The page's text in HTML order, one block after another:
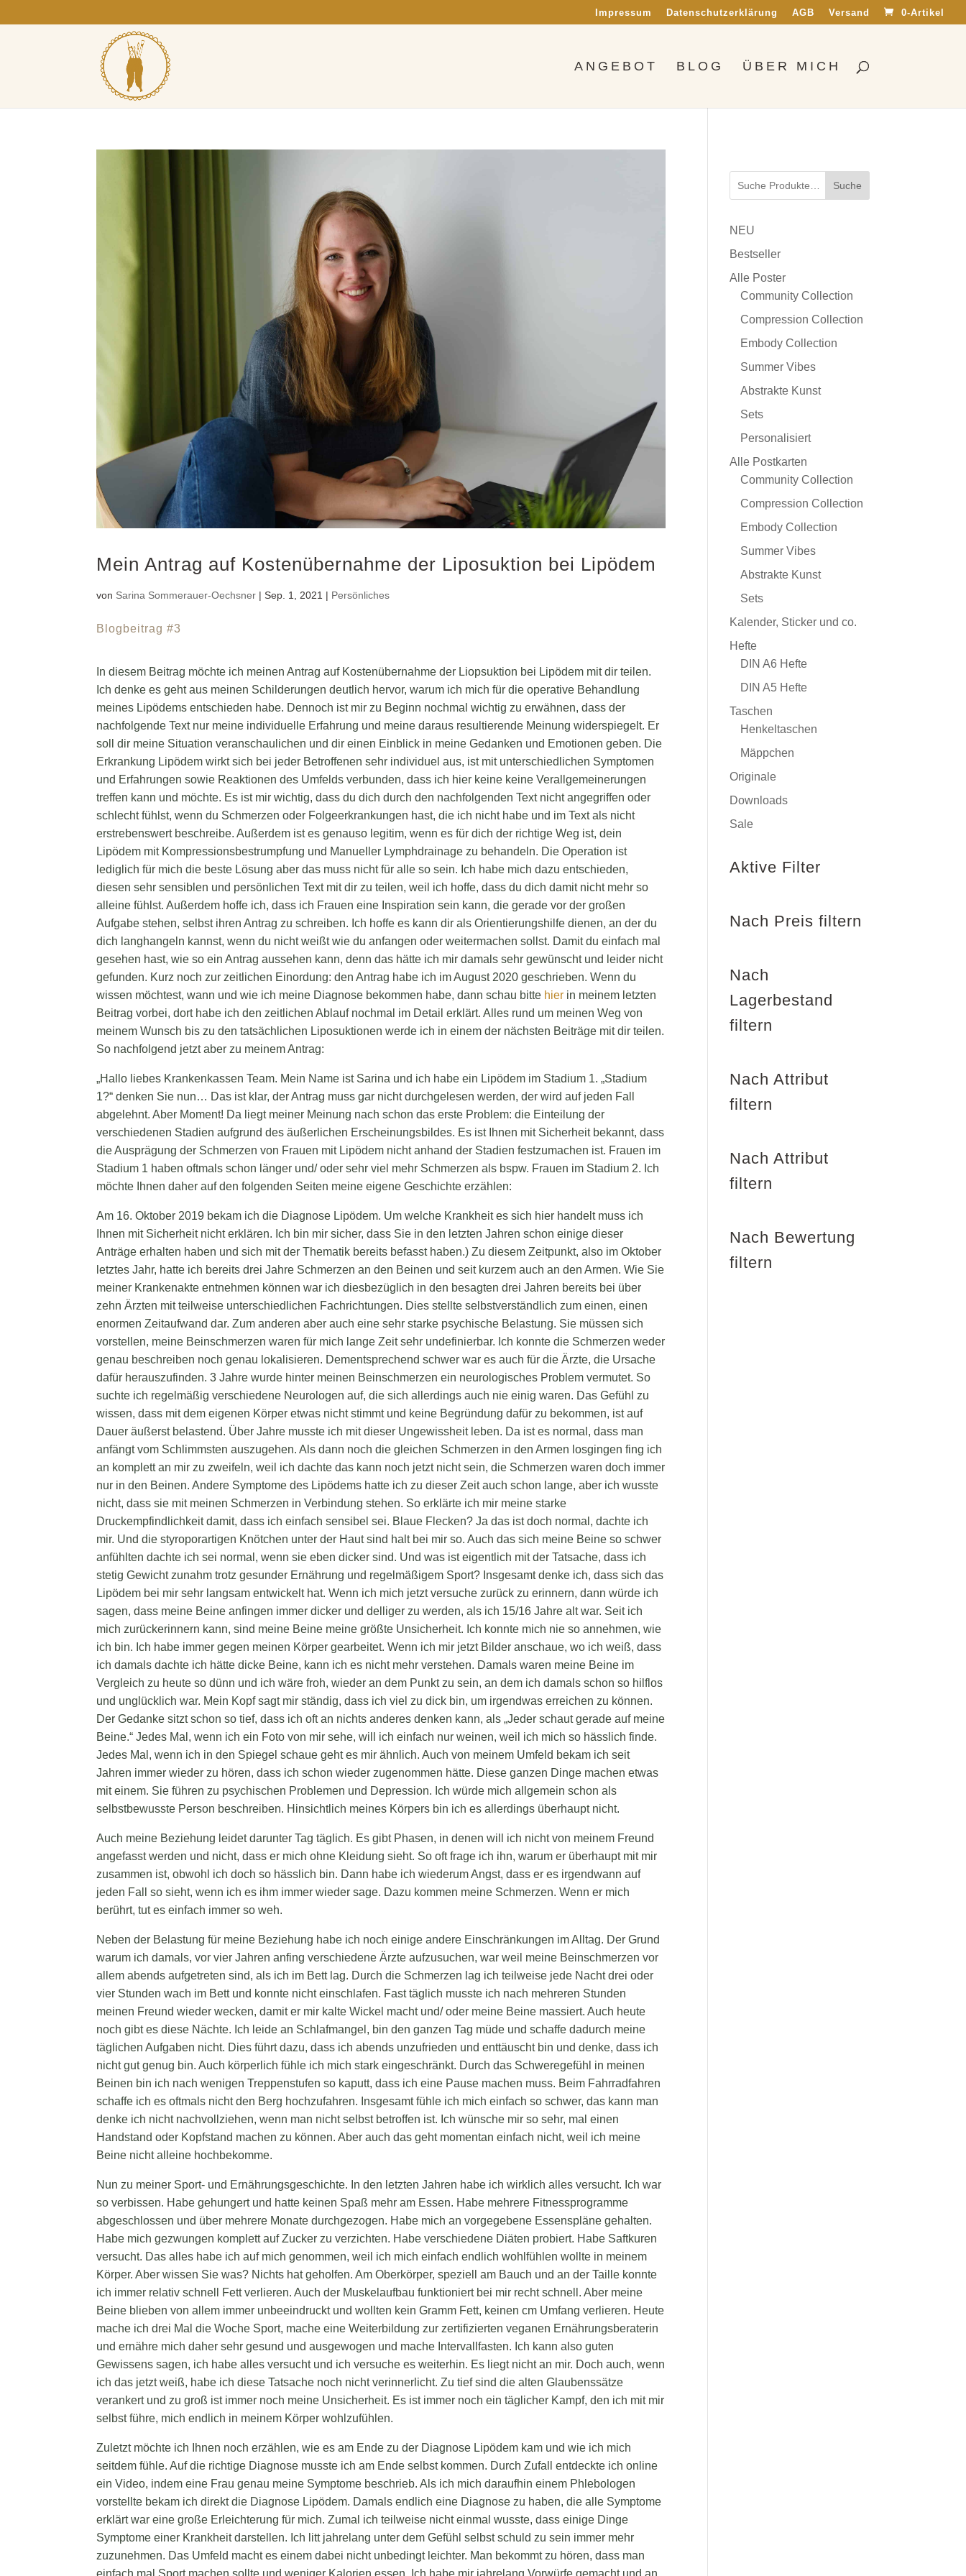
Impressum Datenschutzerklärung AGB Versand 0-Artikel
ANGEBOT BLOG ÜBER MICH
Mein Antrag auf Kostenübernahme der Liposuktion bei Lipödem
von Sarina Sommerauer-Oechsner |Sep. 1, 2021 | Persönliches
Blogbeitrag #3
In diesem Beitrag möchte ich meinen Antrag auf Kostenübernahme der Liopsuktion bei Lipödem mit dir teilen.
Ich denke es geht aus meinen Schilderungen deutlich hervor, warum ich mich für die operative Behandlung
meines Lipödems entschieden habe. Dennoch ist mir zu Beginn nochmal wichtig zu erwähnen, dass der
nachfolgende Text nur meine individuelle Erfahrung und meine daraus resultierende Meinung widerspiegelt. Er
soll dir meine Situation veranschaulichen und dir einen Einblick in meine Gedanken und Emotionen geben. Die
Erkrankung Lipödem wirkt sich bei jeder Betroffenen sehr individuel aus, ist mit unterschiedlichen Symptomen
und Erfahrungen sowie Reaktionen des Umfelds verbunden, dass ich hier keine keine Verallgemeinerungen
treffen kann und möchte. Es ist mir wichtig, dass du dich durch den nachfolgenden Text nicht angegriffen oder
schlecht fühlst, wenn du Schmerzen oder Folgeerkrankungen hast, die ich nicht habe und im Text als nicht
erstrebenswert beschreibe. Außerdem ist es genauso legitim, wenn es für dich der richtige Weg ist, dein
Lipödem mit Kompressionsbestrumpfung und Manueller Lymphdrainage zu behandeln. Die Operation ist
lediglich für mich die beste Lösung aber das muss nicht für alle so sein. Ich habe mich dazu entschieden,
diesen sehr sensiblen und persönlichen Text mit dir zu teilen, weil ich hoffe, dass du dich damit nicht mehr so
alleine fühlst. Außerdem hoffe ich, dass ich Frauen eine Inspiration sein kann, die gerade vor der großen
Aufgabe stehen, selbst ihren Antrag zu schreiben. Ich hoffe es kann dir als Orientierungshilfe dienen, an der du
dich langhangeln kannst, wenn du nicht weißt wie du anfangen oder weitermachen sollst. Damit du einfach mal
gesehen hast, wie so ein Antrag aussehen kann, denn das hätte ich mir damals sehr gewünscht und leider nicht
gefunden. Kurz noch zur zeitlichen Einordung: den Antrag habe ich im August 2020 geschrieben. Wenn du
wissen möchtest, wann und wie ich meine Diagnose bekommen habe, dann schau bitte hier in meinem letzten
Beitrag vorbei, dort habe ich den zeitlichen Ablauf nochmal im Detail erklärt. Alles rund um meinen Weg von
meinem Wunsch bis zu den tatsächlichen Liposuktionen werde ich in einem der nächsten Beiträge mit dir teilen.
So nachfolgend jetzt aber zu meinem Antrag:
„Hallo liebes Krankenkassen Team. Mein Name ist Sarina und ich habe ein Lipödem im Stadium 1. „Stadium
1?“ denken Sie nun… Das ist klar, der Antrag muss gar nicht durchgelesen werden, der wird auf jeden Fall
abgelehnt. Aber Moment! Da liegt meiner Meinung nach schon das erste Problem: die Einteilung der
verschiedenen Stadien aufgrund des äußerlichen Erscheinungsbildes. Es ist Ihnen mit Sicherheit bekannt, dass
die Ausprägung der Schmerzen von Frauen mit Lipödem nicht anhand der Stadien festzumachen ist. Frauen im
Stadium 1 haben oftmals schon länger und/ oder sehr viel mehr Schmerzen als bspw. Frauen im Stadium 2. Ich
möchte Ihnen daher auf den folgenden Seiten meine eigene Geschichte erzählen:
Am 16. Oktober 2019 bekam ich die Diagnose Lipödem. Um welche Krankheit es sich hier handelt muss ich
Ihnen mit Sicherheit nicht erklären. Ich bin mir sicher, dass Sie in den letzten Jahren schon einige dieser
Anträge erhalten haben und sich mit der Thematik bereits befasst haben.) Zu diesem Zeitpunkt, also im Oktober
letztes Jahr, hatte ich bereits drei Jahre Schmerzen an den Beinen und seit kurzem auch an den Armen. Wie Sie
meiner Krankenakte entnehmen können war ich diesbezüglich in den besagten drei Jahren bereits bei über
zehn Ärzten mit teilweise unterschiedlichen Fachrichtungen. Dies stellte selbstverständlich zum einen, einen
enormen Zeitaufwand dar. Zum anderen aber auch eine sehr starke psychische Belastung. Sie müssen sich
vorstellen, meine Beinschmerzen waren für mich lange Zeit sehr undefinierbar. Ich konnte die Schmerzen weder
genau beschreiben noch genau lokalisieren. Dementsprechend schwer war es auch für die Ärzte, die Ursache
dafür herauszufinden. 3 Jahre wurde hinter meinen Beinschmerzen ein neurologisches Problem vermutet. So
suchte ich regelmäßig verschiedene Neurologen auf, die sich allerdings auch nie einig waren. Das Gefühl zu
wissen, dass mit dem eigenen Körper etwas nicht stimmt und keine Begründung dafür zu bekommen, ist auf
Dauer äußerst belastend. Über Jahre musste ich mit dieser Ungewissheit leben. Da ist es normal, dass man
anfängt vom Schlimmsten auszugehen. Als dann noch die gleichen Schmerzen in den Armen losgingen fing ich
an komplett an mir zu zweifeln, weil ich dachte das kann noch jetzt nicht sein, die Schmerzen waren doch immer
nur in den Beinen. Andere Symptome des Lipödems hatte ich zu dieser Zeit auch schon lange, aber ich wusste
nicht, dass sie mit meinen Schmerzen in Verbindung stehen. So erklärte ich mir meine starke
Druckempfindlichkeit damit, dass ich einfach sensibel sei. Blaue Flecken? Ja das ist doch normal, dachte ich
mir. Und die styroporartigen Knötchen unter der Haut sind halt bei mir so. Auch das sich meine Beine so schwer
anfühlten dachte ich sei normal, wenn sie eben dicker sind. Und was ist eigentlich mit der Tatsache, dass ich
stetig Gewicht zunahm trotz gesunder Ernährung und regelmäßigem Sport? Insgesamt denke ich, dass sich das
Lipödem bei mir sehr langsam entwickelt hat. Wenn ich mich jetzt versuche zurück zu erinnern, dann würde ich
sagen, dass meine Beine anfingen immer dicker und delliger zu werden, als ich 15/16 Jahre alt war. Seit ich
mich zurückerinnern kann, sind meine Beine meine größte Unsicherheit. Ich konnte mich nie so annehmen, wie
ich bin. Ich habe immer gegen meinen Körper gearbeitet. Wenn ich mir jetzt Bilder anschaue, wo ich weiß, dass
ich damals dachte ich hätte dicke Beine, kann ich es nicht mehr verstehen. Damals waren meine Beine im
Vergleich zu heute so dünn und ich wäre froh, wieder an dem Punkt zu sein, an dem ich damals schon so hilflos
und unglücklich war. Mein Kopf sagt mir ständig, dass ich viel zu dick bin, um irgendwas erreichen zu können.
Der Gedanke sitzt schon so tief, dass ich oft an nichts anderes denken kann, als „Jeder schaut gerade auf meine
Beine.“ Jedes Mal, wenn ich ein Foto von mir sehe, will ich einfach nur weinen, weil ich mich so hässlich finde.
Jedes Mal, wenn ich in den Spiegel schaue geht es mir ähnlich. Auch von meinem Umfeld bekam ich seit
Jahren immer wieder zu hören, dass ich schon wieder zugenommen hätte. Diese ganzen Dinge machen etwas
mit einem. Sie führen zu psychischen Problemen und Depression. Ich würde mich allgemein schon als
selbstbewusste Person beschreiben. Hinsichtlich meines Körpers bin ich es allerdings überhaupt nicht.
Auch meine Beziehung leidet darunter Tag täglich. Es gibt Phasen, in denen will ich nicht von meinem Freund
angefasst werden und nicht, dass er mich ohne Kleidung sieht. So oft frage ich ihn, warum er überhaupt mit mir
zusammen ist, obwohl ich doch so hässlich bin. Dann habe ich wiederum Angst, dass er es irgendwann auf
jeden Fall so sieht, wenn ich es ihm immer wieder sage. Dazu kommen meine Schmerzen. Wenn er mich
berührt, tut es einfach immer so weh.
Neben der Belastung für meine Beziehung habe ich noch einige andere Einschränkungen im Alltag. Der Grund
warum ich damals, vor vier Jahren anfing verschiedene Ärzte aufzusuchen, war weil meine Beinschmerzen vor
allem abends aufgetreten sind, als ich im Bett lag. Durch die Schmerzen lag ich teilweise jede Nacht drei oder
vier Stunden wach im Bett und konnte nicht einschlafen. Fast täglich musste ich nach mehreren Stunden
meinen Freund wieder wecken, damit er mir kalte Wickel macht und/ oder meine Beine massiert. Auch heute
noch gibt es diese Nächte. Ich leide an Schlafmangel, bin den ganzen Tag müde und schaffe dadurch meine
täglichen Aufgaben nicht. Dies führt dazu, dass ich abends unzufrieden und enttäuscht bin und denke, dass ich
nicht gut genug bin. Auch körperlich fühle ich mich stark eingeschränkt. Durch das Schweregefühl in meinen
Beinen bin ich nach wenigen Treppenstufen so kaputt, dass ich eine Pause machen muss. Beim Fahrradfahren
schaffe ich es oftmals nicht den Berg hochzufahren. Insgesamt fühle ich mich einfach so schwer, das kann man
denke ich nicht nachvollziehen, wenn man nicht selbst betroffen ist. Ich wünsche mir so sehr, mal einen
Handstand oder Kopfstand machen zu können. Aber auch das geht momentan einfach nicht, weil ich meine
Beine nicht alleine hochbekomme.
Nun zu meiner Sport- und Ernährungsgeschichte. In den letzten Jahren habe ich wirklich alles versucht. Ich war
so verbissen. Habe gehungert und hatte keinen Spaß mehr am Essen. Habe mehrere Fitnessprogramme
abgeschlossen und über mehrere Monate durchgezogen. Habe mich an vorgegebene Essenspläne gehalten.
Habe mich gezwungen komplett auf Zucker zu verzichten. Habe verschiedene Diäten probiert. Habe Saftkuren
versucht. Das alles habe ich auf mich genommen, weil ich mich einfach endlich wohlfühlen wollte in meinem
Körper. Aber wissen Sie was? Nichts hat geholfen. Am Oberkörper, speziell am Bauch und an der Taille konnte
ich immer relativ schnell Fett verlieren. Auch der Muskelaufbau funktioniert bei mir recht schnell. Aber meine
Beine blieben von allem immer unbeeindruckt und wollten kein Gramm Fett, keinen cm Umfang verlieren. Heute
mache ich drei Mal die Woche Sport, mache eine Weiterbildung zur zertifizierten veganen Ernährungsberaterin
und ernähre mich daher sehr gesund und ausgewogen und mache Intervallfasten. Ich kann also guten
Gewissens sagen, ich habe alles versucht und ich versuche es weiterhin. Es liegt nicht an mir. Doch auch, wenn
ich das jetzt weiß, habe ich diese Tatsache noch nicht verinnerlicht. Zu tief sind die alten Glaubenssätze
verankert und zu groß ist immer noch meine Unsicherheit. Es ist immer noch ein täglicher Kampf, den ich mit mir
selbst führe, mich endlich in meinem Körper wohlzufühlen.
Zuletzt möchte ich Ihnen noch erzählen, wie es am Ende zu der Diagnose Lipödem kam und wie ich mich
seitdem fühle. Auf die richtige Diagnose musste ich am Ende selbst kommen. Durch Zufall entdeckte ich online
ein Video, indem eine Frau genau meine Symptome beschrieb. Als ich mich daraufhin einem Phlebologen
vorstellte bekam ich direkt die Diagnose Lipödem. Damals endlich eine Diagnose zu haben, die alle Symptome
erklärt war eine große Erleichterung für mich. Zumal ich teilweise nicht einmal wusste, dass einige Dinge
Symptome einer Krankheit darstellen. Ich litt jahrelang unter dem Gefühl selbst schuld zu sein immer mehr
zuzunehmen. Das Umfeld macht es einem dabei nicht unbedingt leichter. Man bekommt zu hören, dass man
Suche
NEU
Bestseller
Alle Poster
Community Collection
Compression Collection
Embody Collection
Summer Vibes
Abstrakte Kunst
Sets
Personalisiert
Alle Postkarten
Community Collection
Compression Collection
Embody Collection
Summer Vibes
Abstrakte Kunst
Sets
Kalender, Sticker und co.
Hefte
DIN A6 Hefte
DIN A5 Hefte
Taschen
Henkeltaschen
Mäppchen
Originale
Downloads
Sale
Aktive Filter
Nach Preis filtern
Nach
Lagerbestand
filtern
Nach Attribut
filtern
Nach Attribut
filtern
Nach Bewertung
filtern